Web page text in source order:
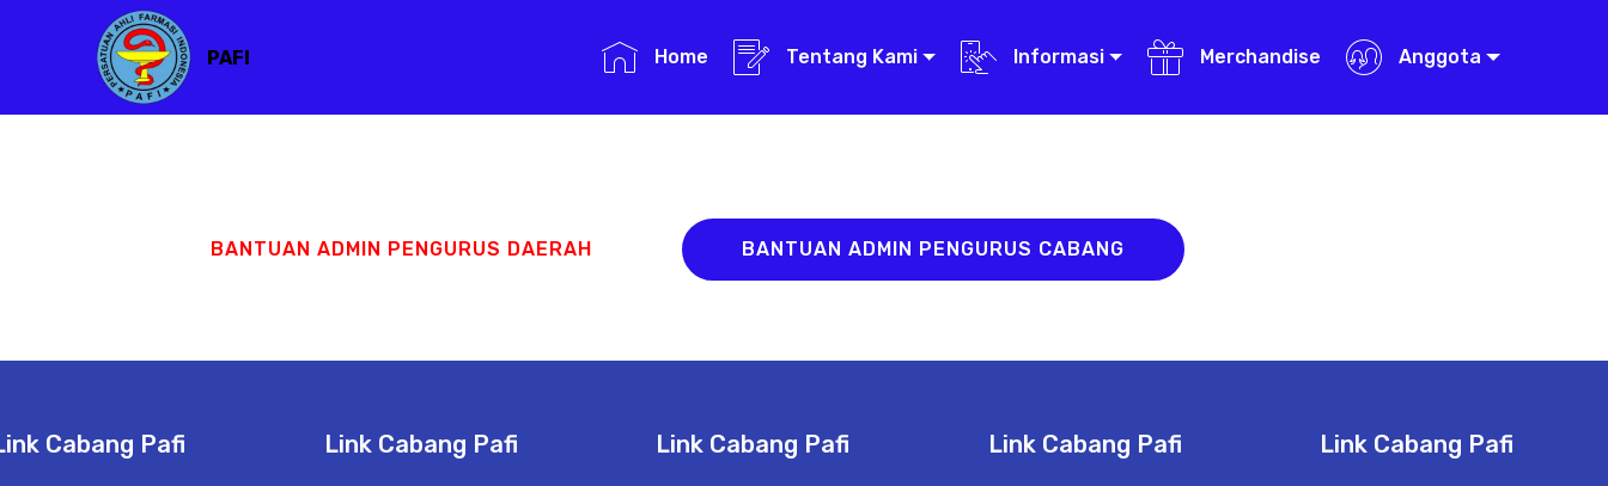
PAFI Home Tentang Kami Informasi Merchandise Anggota
BANTUAN ADMIN PENGURUS DAERAH BANTUAN ADMIN PENGURUS CABANG
Cabang Pafi Link Cabang Pafi Link Cabang Pafi Link Cabang Pafi Link Cabang Pafi